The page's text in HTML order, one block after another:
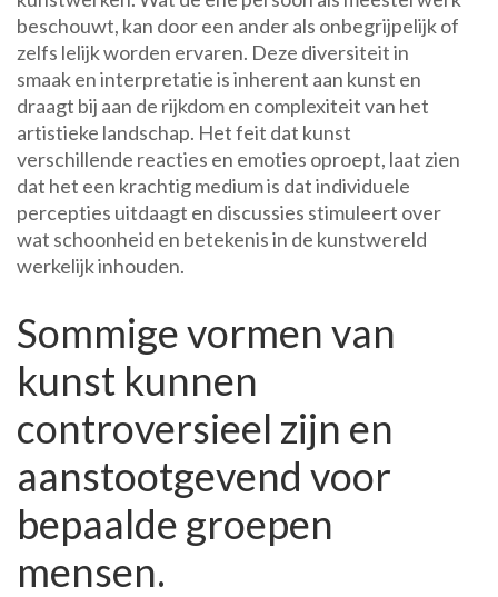
beschouwt, kan door een ander als onbegrijpelijk of
zelfs lelijk worden ervaren. Deze diversiteit in
smaak en interpretatie is inherent aan kunst en
draagt bij aan de rijkdom en complexiteit van het
artistieke landschap. Het feit dat kunst
verschillende reacties en emoties oproept, laat zien
dat het een krachtig medium is dat individuele
percepties uitdaagt en discussies stimuleert over
wat schoonheid en betekenis in de kunstwereld
werkelijk inhouden.
Sommige vormen van
kunst kunnen
controversieel zijn en
aanstootgevend voor
bepaalde groepen
mensen.